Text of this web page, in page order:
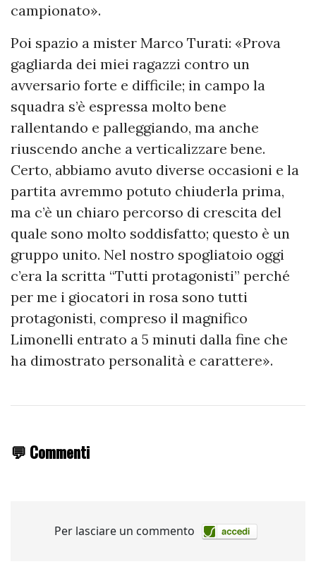
campionato».
Poi spazio a mister Marco Turati: «Prova
gagliarda dei miei ragazzi contro un
avversario forte e difficile; in campo la
squadra s’è espressa molto bene
rallentando e palleggiando, ma anche
riuscendo anche a verticalizzare bene.
Certo, abbiamo avuto diverse occasioni e la
partita avremmo potuto chiuderla prima,
ma c’è un chiaro percorso di crescita del
quale sono molto soddisfatto; questo è un
gruppo unito. Nel nostro spogliatoio oggi
c’era la scritta “Tutti protagonisti” perché
per me i giocatori in rosa sono tutti
protagonisti, compreso il magnifico
Limonelli entrato a 5 minuti dalla fine che
ha dimostrato personalità e carattere».
💬 Commenti